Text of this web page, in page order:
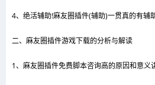
4、绝活辅助!麻友圈插件(辅助)一贯真的有辅
二、麻友圈插件游戏下载的分析与解读
1、麻友圈插件免费脚本咨询高的原因和意义